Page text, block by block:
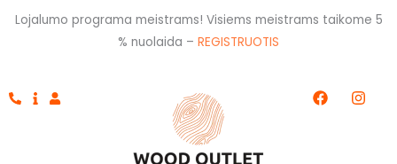
Pereiti
Lojalumo programa meistrams! Visiems meistrams taikome 5
% nuolaida – REGISTRUOTIS
F
a
I
n